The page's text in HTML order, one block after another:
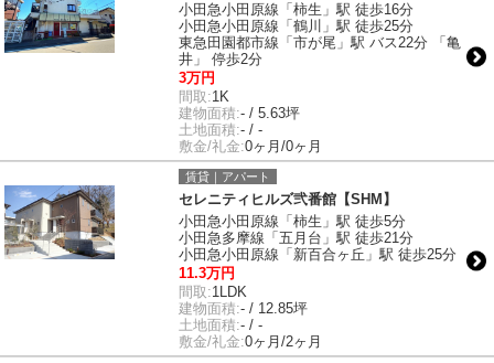
小田急小田原線「柿生」駅 徒歩16分
小田急小田原線「鶴川」駅 徒歩25分
東急田園都市線「市が尾」駅 バス22分 「亀
井」 停歩2分
3万円
間取:1K
建物面積:- / 5.63坪
土地面積:- / -
敷金/礼金:0ヶ月/0ヶ月
賃貸｜アパート
セレニティヒルズ弐番館【SHM】
小田急小田原線「柿生」駅 徒歩5分
小田急多摩線「五月台」駅 徒歩21分
小田急小田原線「新百合ヶ丘」駅 徒歩25分
11.3万円
間取:1LDK
建物面積:- / 12.85坪
土地面積:- / -
敷金/礼金:0ヶ月/2ヶ月